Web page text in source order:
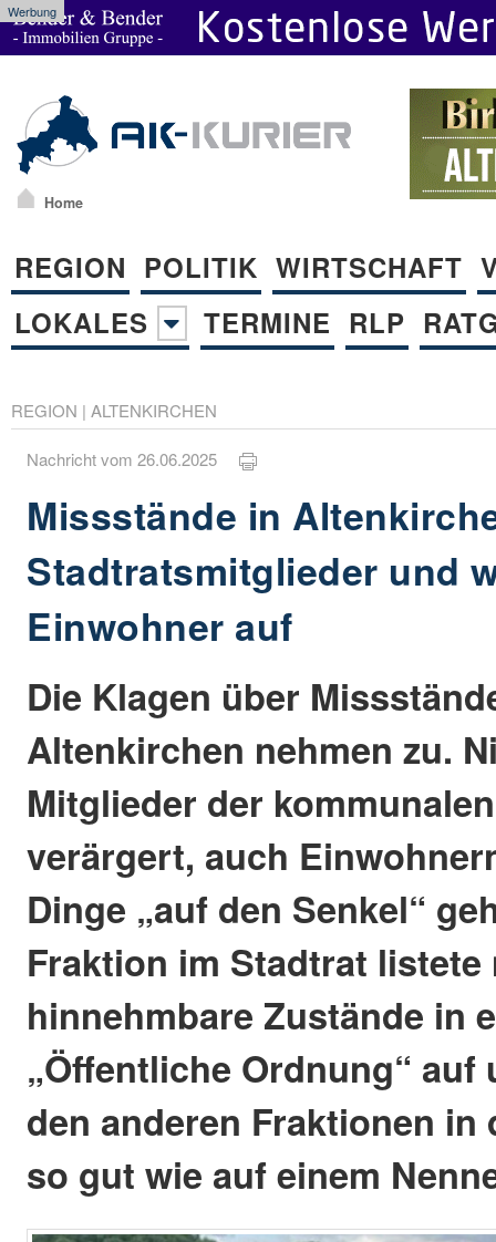
Werbung
Home
REGION POLITIK WIRTSCHAFT
LOKALES
TERMINE RLP
REGION | ALTENKIRCHEN
Nachricht vom 26.06.2025
Missstände in
Stadtratsmitglieder und
Einwohner auf
Die Klagen über
Altenkirchen nehmen zu.
Mitglieder der
verärgert, auch
Dinge „auf den Senkel“
Fraktion im Stadtrat
hinnehmbare Zustände in
„Öffentliche Ordnung“
den anderen Fraktionen in
so gut wie auf einem